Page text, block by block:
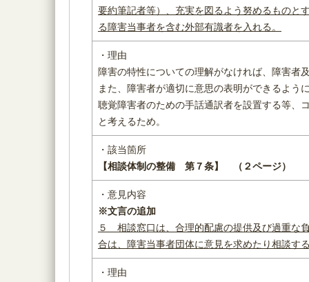
要約筆記者等）、充実を図るよう努めるものと
る障害当事者を含む外部有識者を入れる 。
・理由
障害の特性についての理解がなければ、障害者
また、障害者が適切に意思の表明ができるよう
聴覚障害者のための手話通訳者を設置する等、
と考えるため。
・該当箇所
【相談体制の整備 第７条】
（２ページ）
・意見内容
※文言の追加
５ 相談窓口は、合理的配慮の提供及び過重な
合は、 障害当事者団体に意見を求めたり相談す
・理由